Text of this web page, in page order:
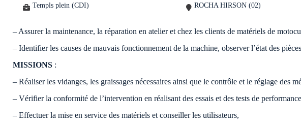
Templs plein (CDI) ROCHA HIRSON (02)
– Assurer la maintenance, la réparation en atelier et chez les clients de matériels de
– Identifier les causes de mauvais fonctionnement de la machine, observer l’état des
MISSIONS :
– Réaliser les vidanges, les graissages nécessaires ainsi que le contrôle et le réglage des
– Vérifier la conformité de l’intervention en réalisant des essais et des tests de
– Effectuer la mise en service des matériels et conseiller les utilisateurs,